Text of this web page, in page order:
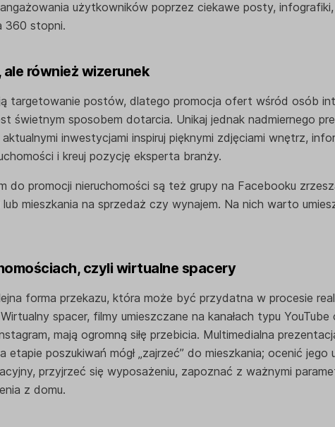
użytkowników poprzez ciekawe posty, infografiki,
360 stopni.
również wizerunek
targetowanie postów, dlatego promocja ofert wśród osób
świetnym sposobem dotarcia. Unikaj jednak nadmiernego
inwestycjami inspiruj pięknymi zdjęciami wnętrz,
i kreuj pozycję eksperta branży.
do promocji nieruchomości są też grupy na Facebooku
mieszkania na sprzedaż czy wynajem. Na nich warto
czyli wirtualne spacery
forma przekazu, która może być przydatna w procesie
spacer, filmy umieszczane na kanałach typu YouTube
mają ogromną siłę przebicia. Multimedialna
poszukiwań mógł „zajrzeć” do mieszkania; ocenić jego
przyjrzeć się wyposażeniu, zapoznać z ważnymi
z domu.